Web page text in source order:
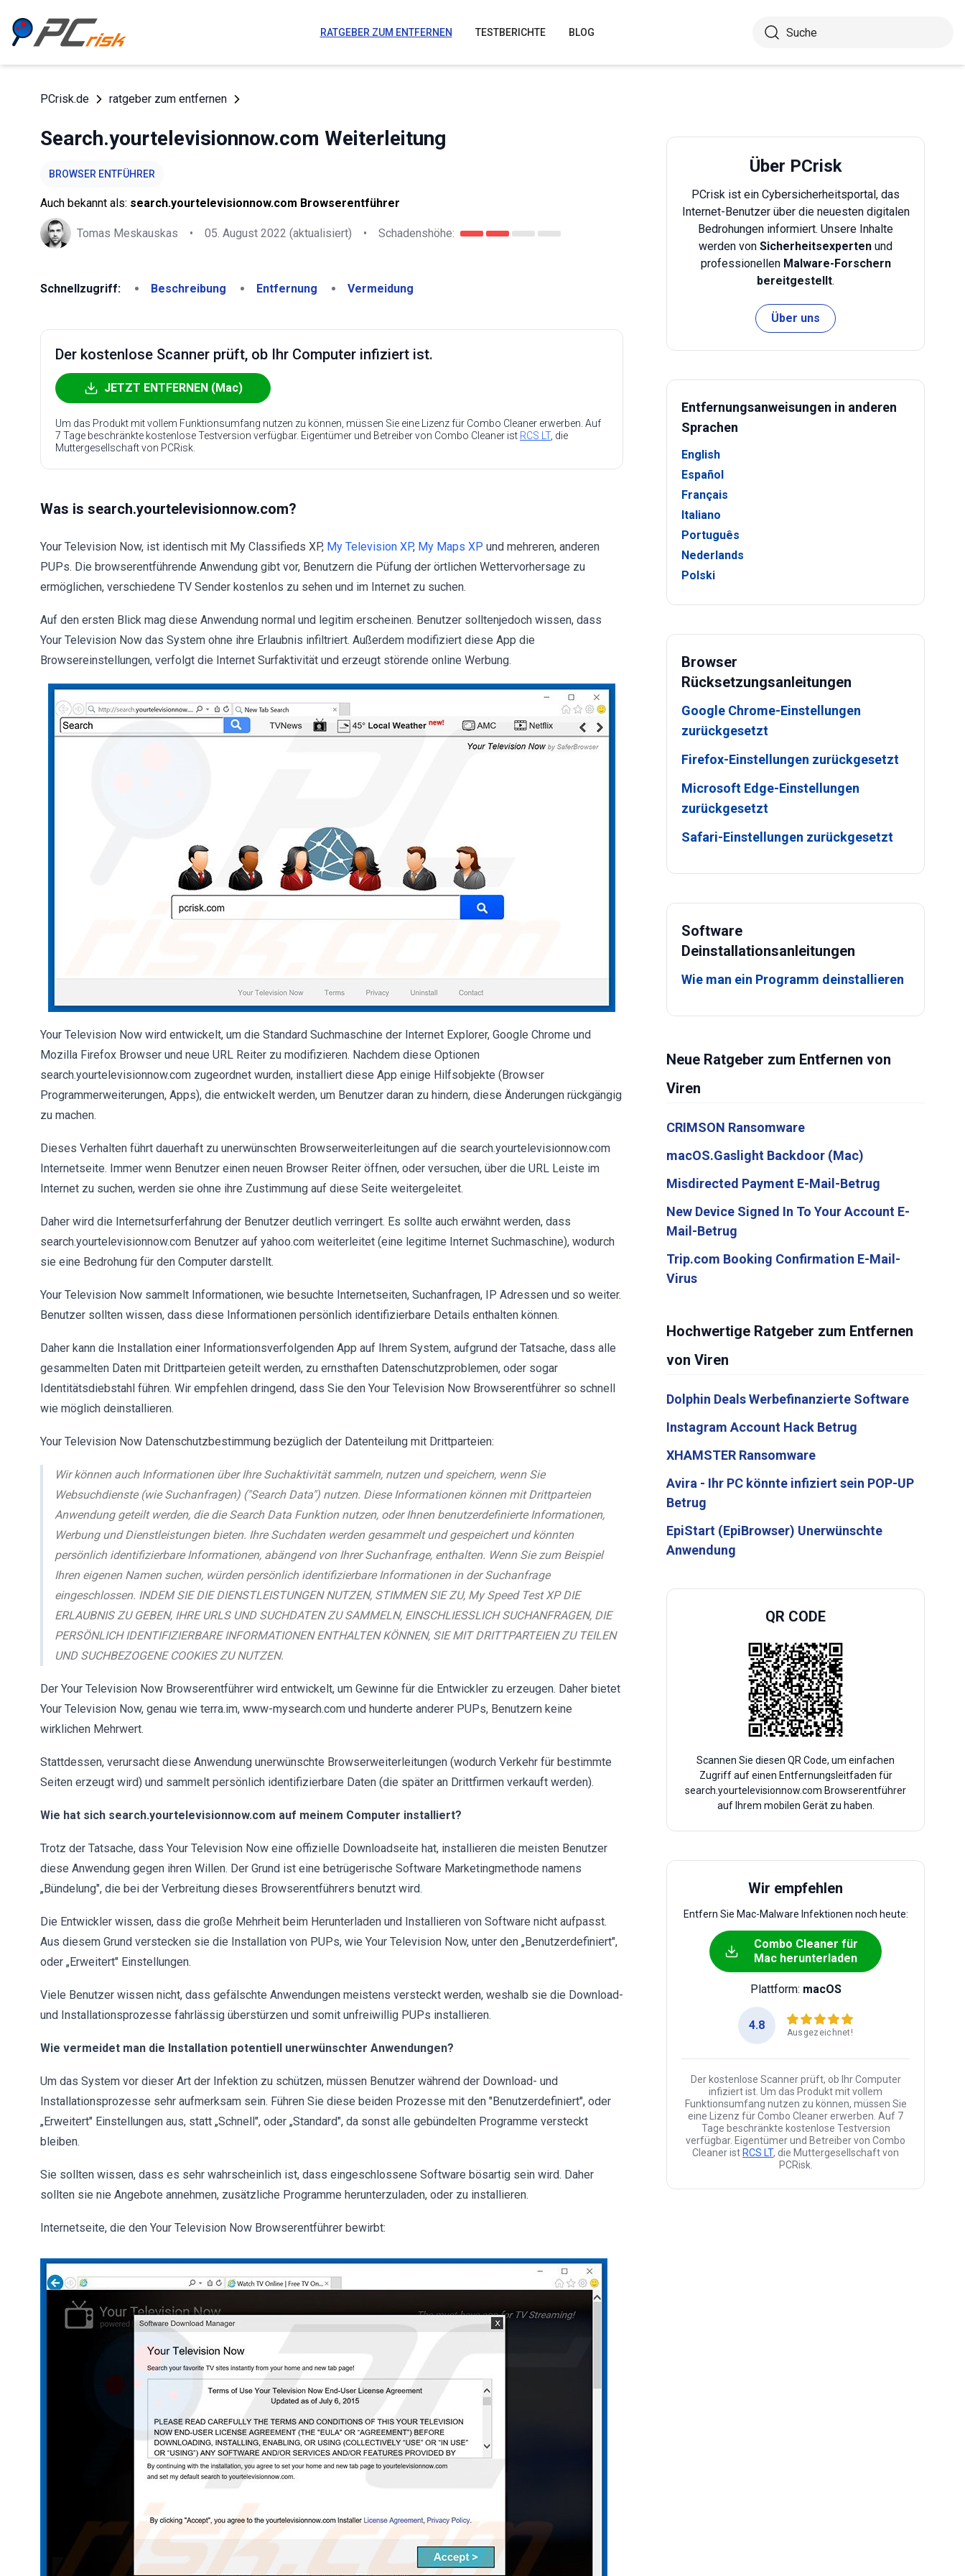
RATGEBER ZUM ENTFERNEN TESTBERICHTE BLOG
PCrisk.de ratgeber zum entfernen
Search.yourtelevisionnow.com Weiterleitung
BROWSER ENTFÜHRER
Auch bekannt als: search.yourtelevisionnow.com Browserentführer
Tomas Meskauskas • 05. August 2022 (aktualisiert) • Schadenshöhe:
Schnellzugriff: Beschreibung Entfernung Vermeidung
Der kostenlose Scanner prüft, ob Ihr Computer infiziert ist.
JETZT ENTFERNEN (Mac)
Um das Produkt mit vollem Funktionsumfang nutzen zu können, müssen Sie eine Lizenz für Combo Cleaner erwerben. Auf
7 Tage beschränkte kostenlose Testversion verfügbar. Eigentümer und Betreiber von Combo Cleaner ist RCS LT, die
Muttergesellschaft von PCRisk.
Was is search.yourtelevisionnow.com?
Your Television Now, ist identisch mit My Classifieds XP, My Television XP, My Maps XP und mehreren, anderen
PUPs. Die browserentführende Anwendung gibt vor, Benutzern die Püfung der örtlichen Wettervorhersage zu
ermöglichen, verschiedene TV Sender kostenlos zu sehen und im Internet zu suchen.
Auf den ersten Blick mag diese Anwendung normal und legitim erscheinen. Benutzer solltenjedoch wissen, dass
Your Television Now das System ohne ihre Erlaubnis infiltriert. Außerdem modifiziert diese App die
Browsereinstellungen, verfolgt die Internet Surfaktivität und erzeugt störende online Werbung.
Your Television Now wird entwickelt, um die Standard Suchmaschine der Internet Explorer, Google Chrome und
Mozilla Firefox Browser und neue URL Reiter zu modifizieren. Nachdem diese Optionen
search.yourtelevisionnow.com zugeordnet wurden, installiert diese App einige Hilfsobjekte (Browser
Programmerweiterungen, Apps), die entwickelt werden, um Benutzer daran zu hindern, diese Änderungen rückgängig
zu machen.
Dieses Verhalten führt dauerhaft zu unerwünschten Browserweiterleitungen auf die search.yourtelevisionnow.com
Internetseite. Immer wenn Benutzer einen neuen Browser Reiter öffnen, oder versuchen, über die URL Leiste im
Internet zu suchen, werden sie ohne ihre Zustimmung auf diese Seite weitergeleitet.
Daher wird die Internetsurferfahrung der Benutzer deutlich verringert. Es sollte auch erwähnt werden, dass
search.yourtelevisionnow.com Benutzer auf yahoo.com weiterleitet (eine legitime Internet Suchmaschine), wodurch
sie eine Bedrohung für den Computer darstellt.
Your Television Now sammelt Informationen, wie besuchte Internetseiten, Suchanfragen, IP Adressen und so weiter.
Benutzer sollten wissen, dass diese Informationen persönlich identifizierbare Details enthalten können.
Daher kann die Installation einer Informationsverfolgenden App auf Ihrem System, aufgrund der Tatsache, dass alle
gesammelten Daten mit Drittparteien geteilt werden, zu ernsthaften Datenschutzproblemen, oder sogar
Identitätsdiebstahl führen. Wir empfehlen dringend, dass Sie den Your Television Now Browserentführer so schnell
wie möglich deinstallieren.
Your Television Now Datenschutzbestimmung bezüglich der Datenteilung mit Drittparteien:
Wir können auch Informationen über Ihre Suchaktivität sammeln, nutzen und speichern, wenn Sie
Websuchdienste (wie Suchanfragen) ("Search Data") nutzen. Diese Informationen können mit Drittparteien
Anwendung geteilt werden, die die Search Data Funktion nutzen, oder Ihnen benutzerdefinierte Informationen,
Werbung und Dienstleistungen bieten. Ihre Suchdaten werden gesammelt und gespeichert und könnten
persönlich identifizierbare Informationen, abängend von Ihrer Suchanfrage, enthalten. Wenn Sie zum Beispiel
Ihren eigenen Namen suchen, würden persönlich identifizierbare Informationen in der Suchanfrage
eingeschlossen. INDEM SIE DIE DIENSTLEISTUNGEN NUTZEN, STIMMEN SIE ZU, My Speed Test XP DIE
ERLAUBNIS ZU GEBEN, IHRE URLS UND SUCHDATEN ZU SAMMELN, EINSCHLIESSLICH SUCHANFRAGEN, DIE
PERSÖNLICH IDENTIFIZIERBARE INFORMATIONEN ENTHALTEN KÖNNEN, SIE MIT DRITTPARTEIEN ZU TEILEN
UND SUCHBEZOGENE COOKIES ZU NUTZEN.
Der Your Television Now Browserentführer wird entwickelt, um Gewinne für die Entwickler zu erzeugen. Daher bietet
Your Television Now, genau wie terra.im, www-mysearch.com und hunderte anderer PUPs, Benutzern keine
wirklichen Mehrwert.
Stattdessen, verursacht diese Anwendung unerwünschte Browserweiterleitungen (wodurch Verkehr für bestimmte
Seiten erzeugt wird) und sammelt persönlich identifizierbare Daten (die später an Drittfirmen verkauft werden).
Wie hat sich search.yourtelevisionnow.com auf meinem Computer installiert?
Trotz der Tatsache, dass Your Television Now eine offizielle Downloadseite hat, installieren die meisten Benutzer
diese Anwendung gegen ihren Willen. Der Grund ist eine betrügerische Software Marketingmethode namens
„Bündelung", die bei der Verbreitung dieses Browserentführers benutzt wird.
Die Entwickler wissen, dass die große Mehrheit beim Herunterladen und Installieren von Software nicht aufpasst.
Aus diesem Grund verstecken sie die Installation von PUPs, wie Your Television Now, unter den „Benutzerdefiniert",
oder „Erweitert" Einstellungen.
Viele Benutzer wissen nicht, dass gefälschte Anwendungen meistens versteckt werden, weshalb sie die Download-
und Installationsprozesse fahrlässig überstürzen und somit unfreiwillig PUPs installieren.
Wie vermeidet man die Installation potentiell unerwünschter Anwendungen?
Um das System vor dieser Art der Infektion zu schützen, müssen Benutzer während der Download- und
Installationsprozesse sehr aufmerksam sein. Führen Sie diese beiden Prozesse mit den "Benutzerdefiniert", oder
„Erweitert" Einstellungen aus, statt „Schnell", oder „Standard", da sonst alle gebündelten Programme versteckt
bleiben.
Sie sollten wissen, dass es sehr wahrscheinlich ist, dass eingeschlossene Software bösartig sein wird. Daher
sollten sie nie Angebote annehmen, zusätzliche Programme herunterzuladen, oder zu installieren.
Internetseite, die den Your Television Now Browserentführer bewirbt:
Über PCrisk
PCrisk ist ein Cybersicherheitsportal, das
Internet-Benutzer über die neuesten digitalen
Bedrohungen informiert. Unsere Inhalte
werden von Sicherheitsexperten und
professionellen Malware-Forschern
bereitgestellt.
Über uns
Entfernungsanweisungen in anderen
Sprachen
English
Español
Français
Italiano
Português
Nederlands
Polski
Browser
Rücksetzungsanleitungen
Google Chrome-Einstellungen
zurückgesetzt
Firefox-Einstellungen zurückgesetzt
Microsoft Edge-Einstellungen
zurückgesetzt
Safari-Einstellungen zurückgesetzt
Software
Deinstallationsanleitungen
Wie man ein Programm deinstallieren
Neue Ratgeber zum Entfernen von
Viren
CRIMSON Ransomware
macOS.Gaslight Backdoor (Mac)
Misdirected Payment E-Mail-Betrug
New Device Signed In To Your Account E-
Mail-Betrug
Trip.com Booking Confirmation E-Mail-
Virus
Hochwertige Ratgeber zum Entfernen
von Viren
Dolphin Deals Werbefinanzierte Software
Instagram Account Hack Betrug
XHAMSTER Ransomware
Avira - Ihr PC könnte infiziert sein POP-UP
Betrug
EpiStart (EpiBrowser) Unerwünschte
Anwendung
QR CODE
Scannen Sie diesen QR Code, um einfachen
Zugriff auf einen Entfernungsleitfaden für
search.yourtelevisionnow.com Browserentführer
auf Ihrem mobilen Gerät zu haben.
Wir empfehlen
Entfern Sie Mac-Malware Infektionen noch heute:
Combo Cleaner für
Mac herunterladen
Plattform: macOS
4.8
Ausgezeichnet!
Der kostenlose Scanner prüft, ob Ihr Computer
infiziert ist. Um das Produkt mit vollem
Funktionsumfang nutzen zu können, müssen Sie
eine Lizenz für Combo Cleaner erwerben. Auf 7
Tage beschränkte kostenlose Testversion
verfügbar. Eigentümer und Betreiber von Combo
Cleaner ist RCS LT, die Muttergesellschaft von
PCRisk.